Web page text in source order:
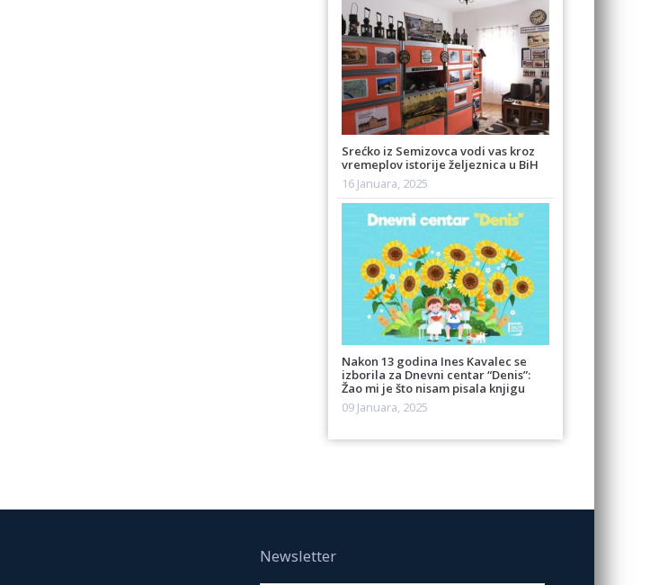
Srećko iz Semizovca vodi vas kroz
vremeplov istorije željeznica u BiH
16 Januara, 2025
Nakon 13 godina Ines Kavalec se
izborila za Dnevni centar “Denis”:
Žao mi je što nisam pisala knjigu
09 Januara, 2025
Newsletter